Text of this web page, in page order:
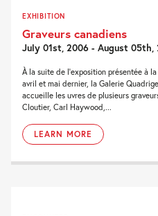
EXHIBITION
Graveurs canadiens
July 01st, 2006 - August 05th,
À la suite de l'exposition présentée à
avril et mai dernier, la Galerie
accueille les uvres de plusieurs
Cloutier, Carl Haywood,...
LEARN MORE